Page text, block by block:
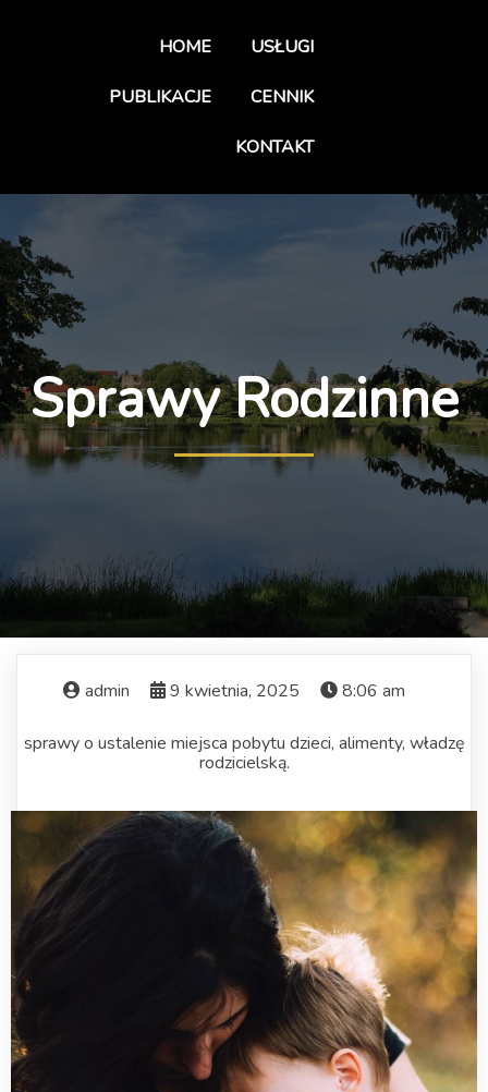
HOME USŁUGI
PUBLIKACJE CENNIK
KONTAKT
Sprawy Rodzinne
admin 9 kwietnia, 2025 8:06 am
sprawy o ustalenie miejsca pobytu dzieci, alimenty, władzę
rodzicielską.